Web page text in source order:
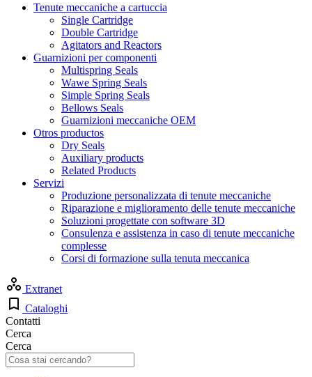
Tenute meccaniche a cartuccia
Single Cartridge
Double Cartridge
Agitators and Reactors
Guarnizioni per componenti
Multispring Seals
Wawe Spring Seals
Simple Spring Seals
Bellows Seals
Guarnizioni meccaniche OEM
Otros productos
Dry Seals
Auxiliary products
Related Products
Servizi
Produzione personalizzata di tenute meccaniche
Riparazione e miglioramento delle tenute meccaniche
Soluzioni progettate con software 3D
Consulenza e assistenza in caso di tenute meccaniche
complesse
Corsi di formazione sulla tenuta meccanica
Extranet
Cataloghi
Contatti
Cerca
Cerca